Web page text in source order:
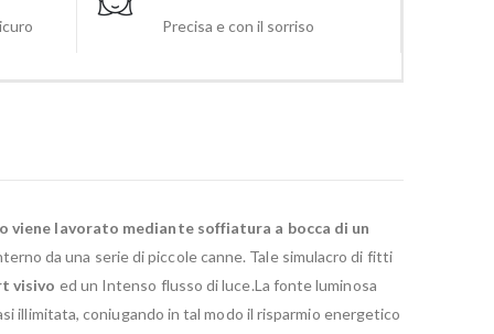
Precisa e con il sorriso
viene lavorato mediante soffiatura a bocca di un
da una serie di piccole canne. Tale simulacro di fitti
visivo ed un Intenso flusso di luce.La fonte luminosa
illimitata, coniugando in tal modo il risparmio energetico